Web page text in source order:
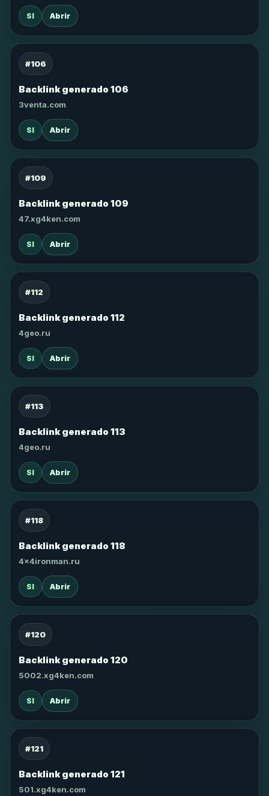
SI Abrir
#106
Backlink generado 106
3venta.com
SI Abrir
#109
Backlink generado 109
47.xg4ken.com
SI Abrir
#112
Backlink generado 112
4geo.ru
SI Abrir
#113
Backlink generado 113
4geo.ru
SI Abrir
#118
Backlink generado 118
4x4ironman.ru
SI Abrir
#120
Backlink generado 120
5002.xg4ken.com
SI Abrir
#121
Backlink generado 121
501.xg4ken.com